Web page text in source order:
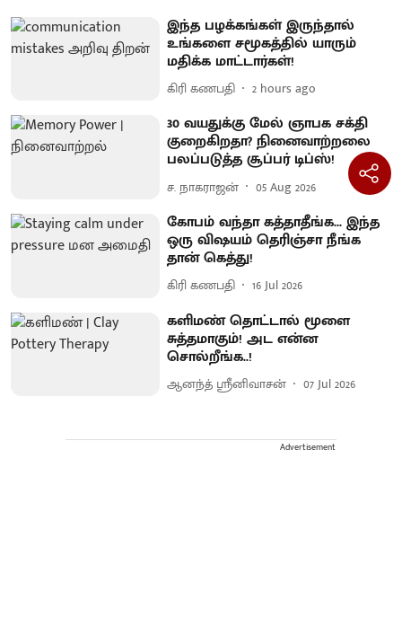
இந்த பழக்கங்கள் இருந்தால்
உங்களை சமூகத்தில் யாரும்
மதிக்க மாட்டார்கள்!
கிரி கணபதி 2 hours ago
30 வயதுக்கு மேல் ஞாபக சக்தி
குறைகிறதா? நினைவாற்றலை
பலப்படுத்த சூப்பர் டிப்ஸ்!
ச. நாகராஜன் 05 Aug 2026
கோபம் வந்தா கத்தாதீங்க... இந்த
ஒரு விஷயம் தெரிஞ்சா நீங்க
தான் கெத்து!
கிரி கணபதி 16 Jul 2026
களிமண் தொட்டால் மூளை
சுத்தமாகும்! அட என்ன
சொல்றீங்க..!
ஆனந்த் ஸ்ரீனிவாசன் 07 Jul 2026
Advertisement